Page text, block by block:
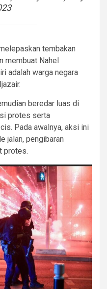
tembakan
membuat Nahel
adalah warga negara
beredar luas di
protes serta
Pada awalnya, aksi ini
jalan, pengibaran
protes.